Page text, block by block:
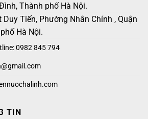
Thành phố Hà Nội.
Duy Tiến, Phường Nhân Chính , Quận
Hà Nội.
0982 845 794
TIN